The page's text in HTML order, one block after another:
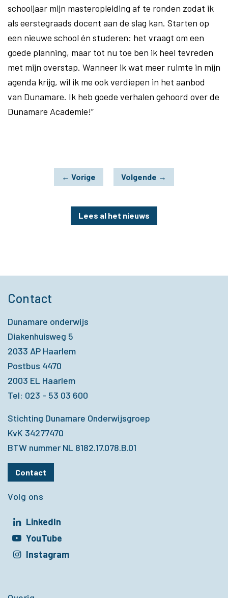
schooljaar mijn masteropleiding af te ronden zodat ik
als eerstegraads docent aan de slag kan. Starten op
een nieuwe school én studeren: het vraagt om een
goede planning, maar tot nu toe ben ik heel tevreden
met mijn overstap. Wanneer ik wat meer ruimte in mijn
agenda krijg, wil ik me ook verdiepen in het aanbod
van Dunamare. Ik heb goede verhalen gehoord over de
Dunamare Academie!”
← Vorige Volgende →
Lees al het nieuws
Contact
Dunamare onderwijs
Diakenhuisweg 5
2033 AP Haarlem
Postbus 4470
2003 EL Haarlem
Tel: 023 - 53 03 600
Stichting Dunamare Onderwijsgroep
KvK 34277470
BTW nummer NL 8182.17.078.B.01
Contact
Volg ons
LinkedIn
in een nieuw venster
YouTube
in een nieuw venster
Instagram